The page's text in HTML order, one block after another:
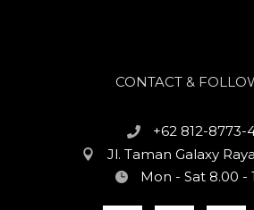
CONTACT &
+62 812-8773-
Jl. Taman Galaxy
Mon - Sat 8.00 -